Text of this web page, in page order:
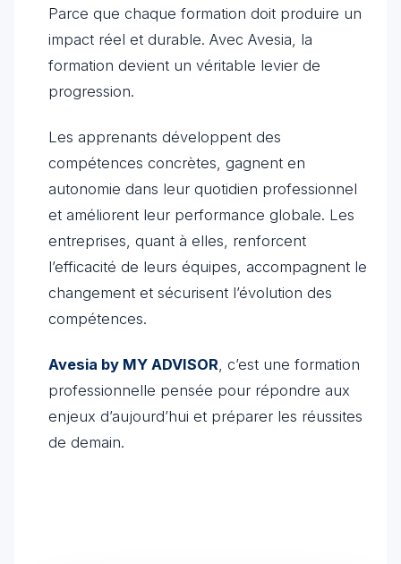
Parce que chaque formation doit produire un
impact réel et durable. Avec Avesia, la
formation devient un véritable levier de
progression.
Les apprenants développent des
compétences concrètes, gagnent en
autonomie dans leur quotidien professionnel
et améliorent leur performance globale. Les
entreprises, quant à elles, renforcent
l’efficacité de leurs équipes, accompagnent le
changement et sécurisent l’évolution des
compétences.
Avesia by MY ADVISOR, c’est une formation
professionnelle pensée pour répondre aux
enjeux d’aujourd’hui et préparer les réussites
de demain.